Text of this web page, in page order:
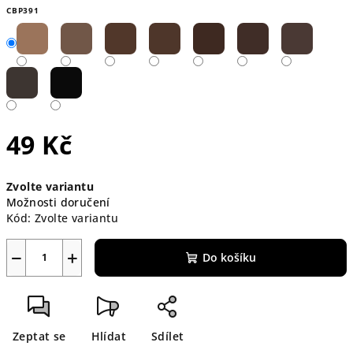
CBP391
49 Kč
cena:
Zvolte variantu
Možnosti doručení
Kód: Zvolte variantu
+
− Do košíku
Zeptat se Hlídat Sdílet